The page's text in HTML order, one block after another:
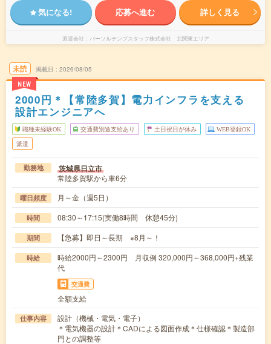
気になる! 応募へ進む 詳しく見る
派遣会社 パーソルテンプスタッフ株式会社 北関東エリア
未読
NEW
掲載日 2026/08/05
2000円＊【常陸多賀】電力インフラを支える
設計エンジニアへ
職種未経験OK 交通費別途支給あり 土日祝日が休み WEB登録OK
派遣
勤務地 茨城県日立市
常陸多賀駅から車6分
曜日頻度 月～金（週5日）
時間 08:30～17:15(実働8時間 休憩45分)
期間 【急募】即日～長期 ※8月～！
時給
時給2000円～2300円 月収例 320,000円～368,000円+残業
代
交通費
全額支給
仕事内容
設計（機械・電気・電子）
＊電気機器の設計＊CADによる図面作成＊仕様確認＊製造部
門との調整等